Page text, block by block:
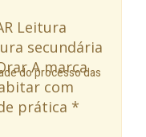
Leitura
secundária
A marca
com
prática *
do processo das